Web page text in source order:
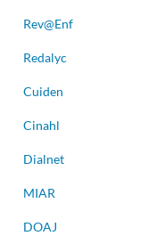
Rev@Enf
Redalyc
Cuiden
Cinahl
Dialnet
MIAR
DOAJ